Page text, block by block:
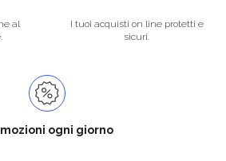
al
I tuoi acquisti on line protetti e
sicuri.
ogni giorno